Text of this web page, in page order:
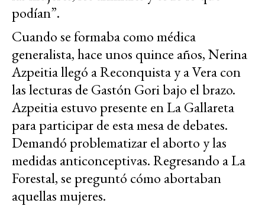
podían”.
Cuando se formaba como médica
generalista, hace unos quince años, Nerina
Azpeitia llegó a Reconquista y a Vera con
las lecturas de Gastón Gori bajo el brazo.
Azpeitia estuvo presente en La Gallareta
para participar de esta mesa de debates.
Demandó problematizar el aborto y las
medidas anticonceptivas. Regresando a La
Forestal, se preguntó cómo abortaban
aquellas mujeres.